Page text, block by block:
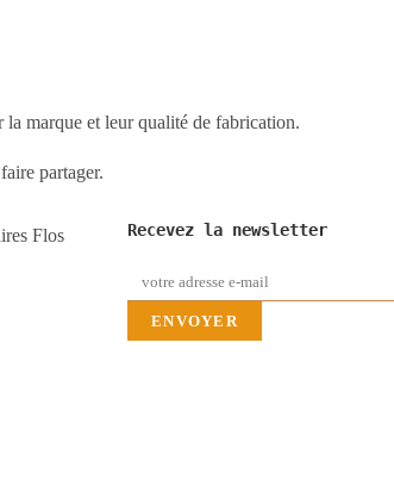
marque et leur qualité de fabrication.
partager.
Recevez la newsletter
ENVOYER